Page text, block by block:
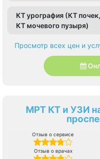
КТ урография (КТ
КТ мочевого пузыря)
Просмотр всех цен и
МРТ КТ и УЗИ
Отзыв о сервисе
Отзыв о врачах